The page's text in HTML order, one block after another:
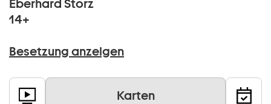
Eberhard Storz
14+
Besetzung anzeigen
Karten